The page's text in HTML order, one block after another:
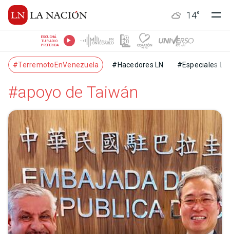
14°
ESCUCHÁ
TU RADIO
PREFERIDA
#TerremotoEnVenezuela #Hacedores LN #Especiales LN
#apoyo de Taiwán